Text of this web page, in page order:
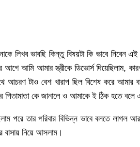
লিখব ভাবছি কিন্তু বিষয়টা কি ভাবে
আমার স্ত্রীকে ডিভোর্স দিয়েছিলাম,
আচরণ টাও বেশ খারাপ ছিল বিশেষ করে
পিতামাতা কে জানালে ও আমাকে ই ঠিক হতে
পরে তার পরিবার বিভিন্ন ভাবে বলতে লাগল
নিয়ে আসলাম।